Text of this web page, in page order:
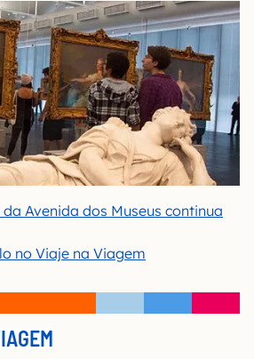
Avenida dos Museus continua
no Viaje na Viagem